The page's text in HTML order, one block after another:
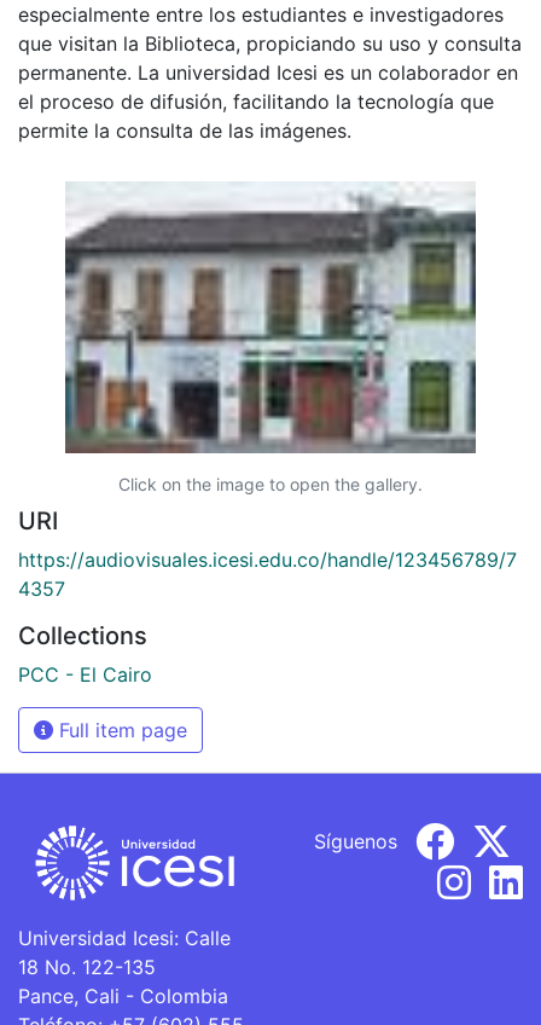
especialmente entre los estudiantes e investigadores
que visitan la Biblioteca, propiciando su uso y consulta
permanente. La universidad Icesi es un colaborador en
el proceso de difusión, facilitando la tecnología que
permite la consulta de las imágenes.
Click on the image to open the gallery.
URI
https://audiovisuales.icesi.edu.co/handle/123456789/7
4357
Collections
PCC - El Cairo
Full item page
Universidad Icesi: Calle
18 No. 122-135
Pance, Cali - Colombia
Síguenos